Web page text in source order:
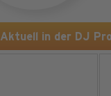
Aktuell in der DJ